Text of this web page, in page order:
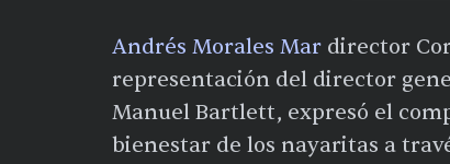
Andrés Morales Mar director
representación del director
Manuel Bartlett, expresó el
bienestar de los nayaritas a